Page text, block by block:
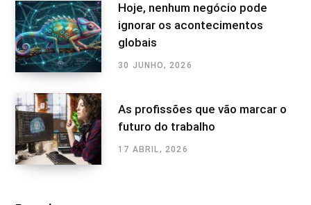
Hoje, nenhum negócio pode
ignorar os acontecimentos
globais
30 JUNHO, 2026
As profissões que vão marcar o
futuro do trabalho
17 ABRIL, 2026